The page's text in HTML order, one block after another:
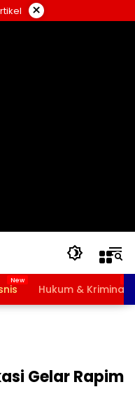
×
Hukum & Kriminal
Gelar Rapim